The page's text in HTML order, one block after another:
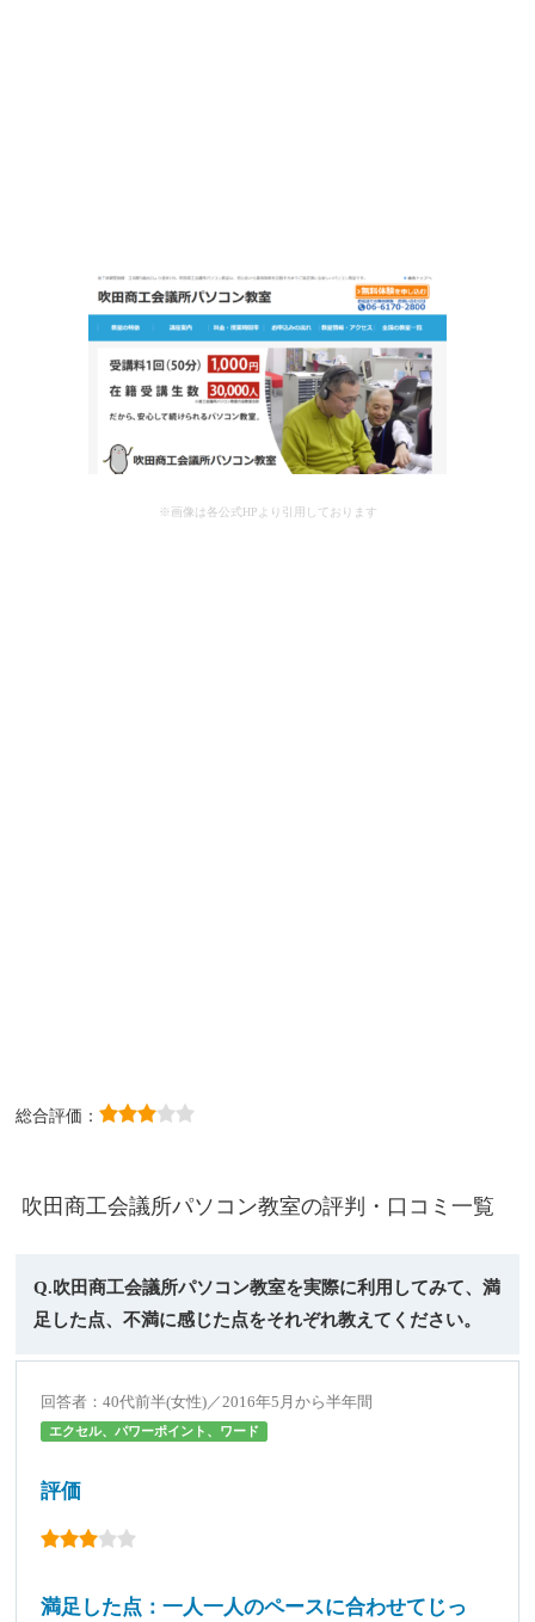
※画像は各公式HPより引用しております
総合評価：
吹田商工会議所パソコン教室の評判・口コミ一覧
Q.吹田商工会議所パソコン教室を実際に利用してみて、満
足した点、不満に感じた点をそれぞれ教えてください。
回答者：40代前半(女性)／2016年5月から半年間
エクセル、パワーポイント、ワード
評価
満足した点：一人一人のペースに合わせてじっ